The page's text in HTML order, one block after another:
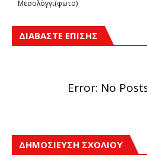
Μεσολόγγι(φωτο)
ΔΙΑΒΑΣΤΕ ΕΠΙΣΗΣ
Error: No
ΔΗΜΟΣΊΕΥΣΗ ΣΧΟΛΊΟΥ